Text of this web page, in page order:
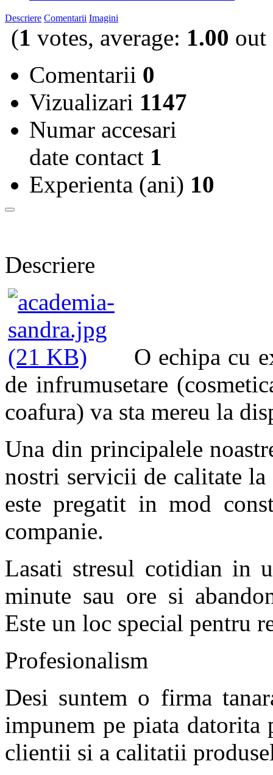
Descriere Comentarii Imagini
(1 votes, average: 1.00 out
Comentarii 0
Vizualizari 1147
Numar accesari
date contact 1
Experienta (ani) 10
Descriere
O echipa cu
de infrumusetare
coafura) va sta mereu la
Una din principalele
nostri servicii de calitate
este pregatit in mod
companie.
Lasati stresul cotidian in
minute sau ore si
Este un loc special pentru
Profesionalism
Desi suntem o firma
impunem pe piata datorita
clientii si a calitatii